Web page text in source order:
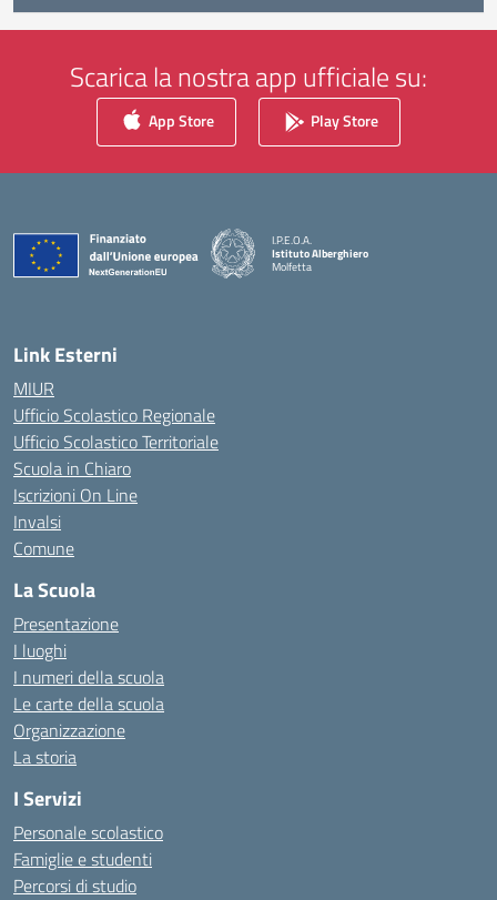
Scarica la nostra app ufficiale su:
App Store Play Store
I.P.E.O.A.
Istituto Alberghiero
Molfetta
Link Esterni
MIUR
Ufficio Scolastico Regionale
Ufficio Scolastico Territoriale
Scuola in Chiaro
Iscrizioni On Line
Invalsi
Comune
La Scuola
Presentazione
I luoghi
I numeri della scuola
Le carte della scuola
Organizzazione
La storia
I Servizi
Personale scolastico
Famiglie e studenti
Percorsi di studio